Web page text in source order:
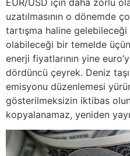
uzatılmasının o dönemde
tartışma haline
olabileceği bir temelde
enerji fiyatlarının yine
dördüncü çeyrek. Deniz
emisyonu düzenlemesi
gösterilmeksizin iktibas
kopyalanamaz, yeniden